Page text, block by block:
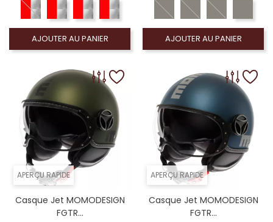
AJOUTER AU PANIER AJOUTER AU PANIER
APERÇU RAPIDE
Casque Jet MOMODESIGN
FGTR...
APERÇU RAPIDE
Casque Jet MOMODESIGN
FGTR...